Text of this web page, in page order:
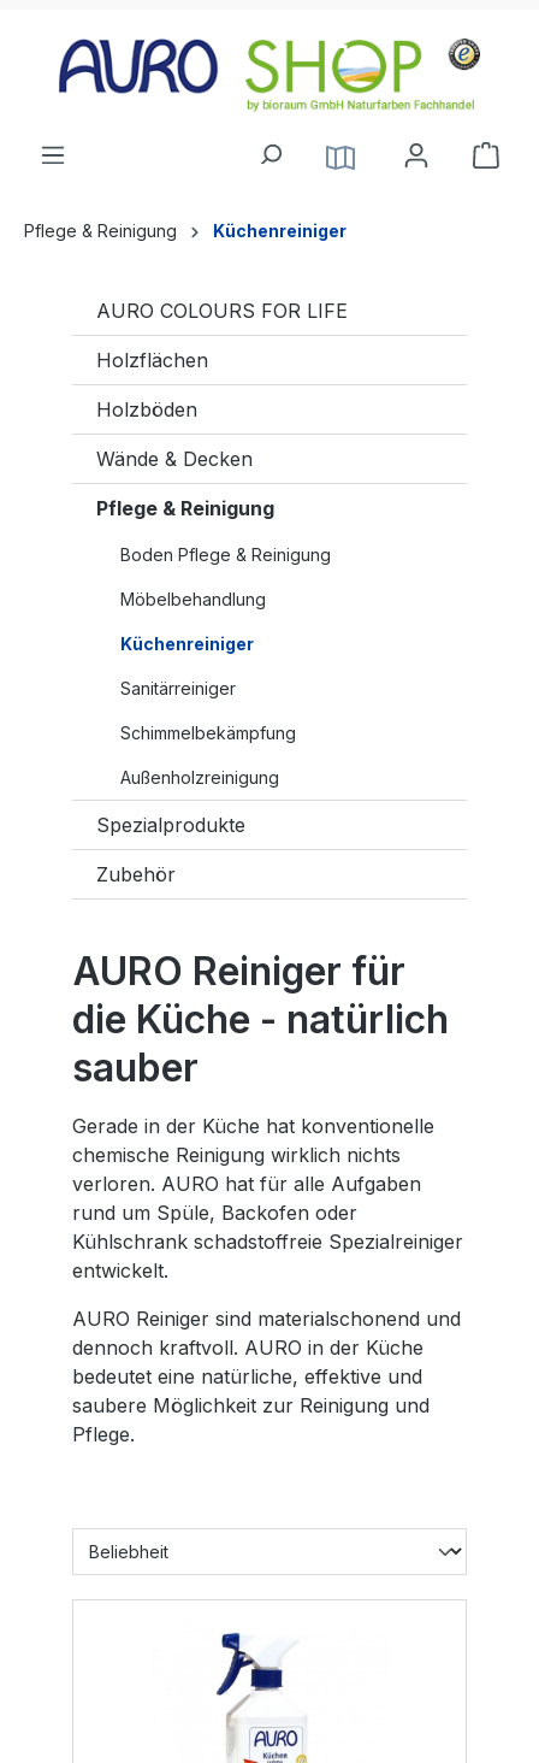
Pflege & Reinigung Küchenreiniger
AURO COLOURS FOR LIFE
Holzflächen
Holzböden
Wände & Decken
Pflege & Reinigung
Boden Pflege & Reinigung
Möbelbehandlung
Küchenreiniger
Sanitärreiniger
Schimmelbekämpfung
Außenholzreinigung
Spezialprodukte
Zubehör
AURO Reiniger für
die Küche - natürlich
sauber
Gerade in der Küche hat konventionelle
chemische Reinigung wirklich nichts
verloren. AURO hat für alle Aufgaben
rund um Spüle, Backofen oder
Kühlschrank schadstoffreie Spezialreiniger
entwickelt.
AURO Reiniger sind materialschonend und
dennoch kraftvoll. AURO in der Küche
bedeutet eine natürliche, effektive und
saubere Möglichkeit zur Reinigung und
Pflege.